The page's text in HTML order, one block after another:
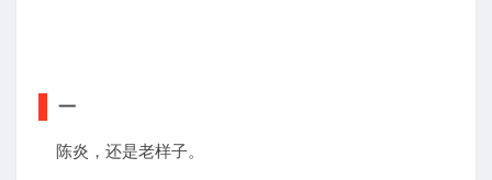
一
陈炎，还是老样子。